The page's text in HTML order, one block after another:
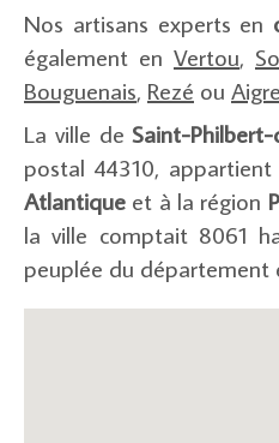
Nos artisans experts en
également en Vertou,
Bouguenais, Rezé ou
La ville deSaint-
postal 44310,
Atlantique et à la région
la ville comptait 8061
peuplée du département